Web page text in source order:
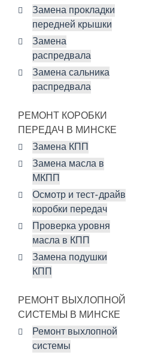
Замена прокладки
передней крышки
Замена
распредвала
Замена сальника
распредвала
РЕМОНТ КОРОБКИ
ПЕРЕДАЧ В МИНСКЕ
Замена КПП
Замена масла в
МКПП
Осмотр и тест-драйв
коробки передач
Проверка уровня
масла в КПП
Замена подушки
КПП
РЕМОНТ ВЫХЛОПНОЙ
СИСТЕМЫ В МИНСКЕ
Ремонт выхлопной
системы